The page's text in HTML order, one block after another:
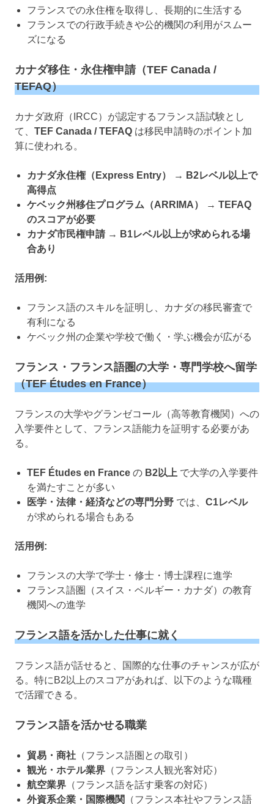
フランスでの永住権を取得し、長期的に生活する
フランスでの行政手続きや公的機関の利用がスムー
ズになる
カナダ移住・永住権申請（TEF Canada /
TEFAQ）
カナダ政府（IRCC）が認定するフランス語試験とし
て、 TEF Canada / TEFAQ は移民申請時のポイント加
算に使われる。
カナダ永住権（Express Entry） → B2レベル以上で
高得点
ケベック州移住プログラム（ARRIMA）
→ TEFAQ
のスコアが必要
カナダ市民権申請→ B1レベル以上が求められる場
合あり
活用例:
フランス語のスキルを証明し、カナダの移民審査で
有利になる
ケベック州の企業や学校で働く・学ぶ機会が広がる
フランス・フランス語圏の大学・専門学校へ留学
（TEF Études en France）
フランスの大学やグランゼコール（高等教育機関）への
入学要件として、フランス語能力を証明する必要があ
る。
TEF Études en France の B2以上 で大学の入学要件
を満たすことが多い
医学・法律・経済などの専門分野 では、 C1レベル
が求められる場合もある
活用例:
フランスの大学で学士・修士・博士課程に進学
フランス語圏（スイス・ベルギー・カナダ）の教育
機関への進学
フランス語を活かした仕事に就く
フランス語が話せると、国際的な仕事のチャンスが広が
る。特にB2以上のスコアがあれば、以下のような職種
で活躍できる。
フランス語を活かせる職業
貿易・商社 （フランス語圏との取引）
観光・ホテル業界 （フランス人観光客対応）
航空業界 （フランス語を話す乗客の対応）
外資系企業・国際機関
（フランス本社やフランス語